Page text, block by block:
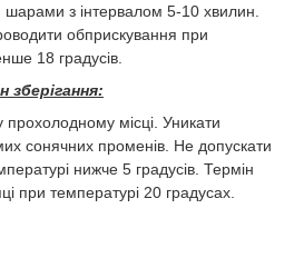
з інтервалом 5-10 хвилин.
обприскування при
18 градусів.
зберігання:
прохолодному місці. Уникати
сонячних променів. Не допускати
нижче 5 градусів. Термін
при температурі 20 градусах.